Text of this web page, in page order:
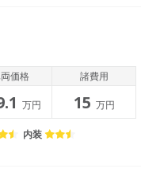
価格
万円
諸費用
15 万円
内装